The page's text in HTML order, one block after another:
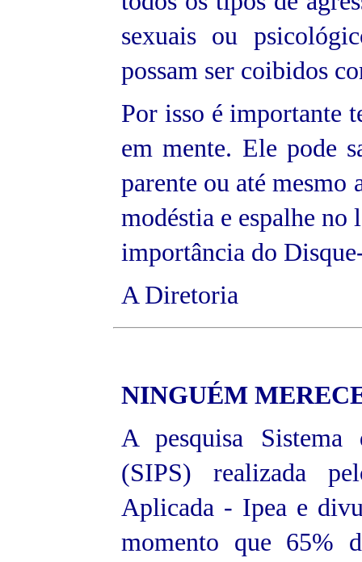
sexuais ou
possam ser coibidos
Por isso é importante
em mente. Ele pode
parente ou até mesmo
modéstia e espalhe no
importância do
A Diretoria
NINGUÉM
A pesquisa Sistema
(SIPS) realizada
Aplicada - Ipea e
momento que 65%